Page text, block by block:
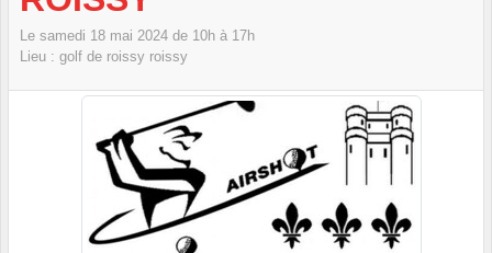
Le samedi 18 mai 2024 de 10h à 17h
Lieu : golf de roissy roissy